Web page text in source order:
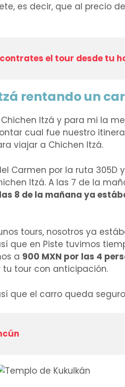
es decir, que al precio
contrates el tour desde tu
rentando un
Itzá y para mi la
cual fue nuestro
viajar a Chichen Itzá.
Carmen por la ruta
Itzá. A las 7 de la
8 de la mañana ya
tours, nosotros ya
que en Piste tuvimos
a 900 MXN por las 4
tour con anticipación.
que el carro queda